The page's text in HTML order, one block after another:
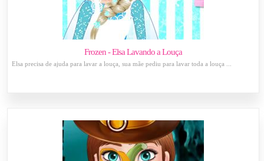
Frozen - Elsa Lavando a Louça
Elsa precisa de ajuda para lavar a louça, sua mãe pediu para lavar toda a louça ...